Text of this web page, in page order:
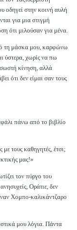
οδηγεί στην κοινή αυλή
για μια στιγμή
ότι μιλούσαν για μένα.
τη μάσκα μου, καρφώνω
ύστερα, χωρίς να πω
κίνηση, αλλά
ότι δεν είμαι σαν τους
πάνω από το βιβλίο
τους καθηγητές, έτσι;
μας!»
τον πύργο του
Οράτιε, δεν
Χομπο-καλικάντζαρο
μου λόγια. Πάντα